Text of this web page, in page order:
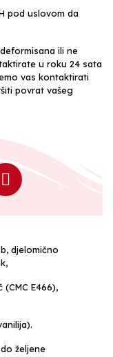
pod uslovom da
ili ne
u roku 24 sata
vas kontaktirati
povrat vašeg
djelomično
E466),
željene